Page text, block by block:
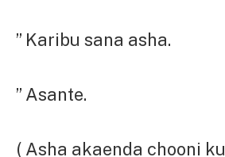
” Karibu sana asha.
” Asante.
( Asha akaenda chooni